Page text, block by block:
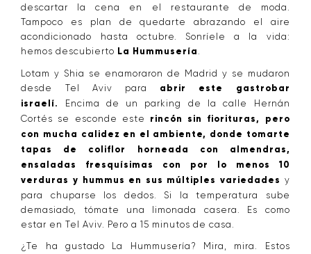
descartar la cena en el restaurante de moda.
Tampoco es plan de quedarte abrazando el aire
acondicionado hasta octubre. Sonríele a la vida:
hemos descubierto La Hummusería
Lotam y Shia se enamoraron de Madrid y se mudaron
desde Tel Aviv para abrir este gastrobar
israelí.
Encima de un parking de la calle Hernán
Cortés se esconde este rincón sin fiorituras, pero
con mucha calidez en el ambiente, donde tomarte
tapas de coliflor horneada con almendras,
ensaladas fresquísimas con por lo menos 10
verduras y hummus en sus múltiples variedades y
para chuparse los dedos. Si la temperatura sube
demasiado, tómate una limonada casera. Es como
estar en Tel Aviv. Pero a 15 minutos de casa.
¿Te ha gustado La Hummusería? Mira, mira. Estos